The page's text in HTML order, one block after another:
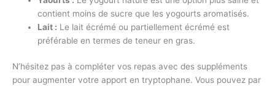
contient moins de sucre que les yogourts aromatisés.
Lait : Le lait écrémé ou partiellement écrémé est
préférable en termes de teneur en gras.
N’hésitez pas à compléter vos repas avec des suppléments
pour augmenter votre apport en tryptophane. Vous pouvez par